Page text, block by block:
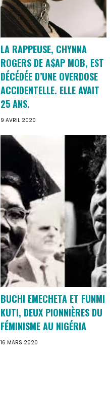
LA RAPPEUSE, CHYNNA
ROGERS DE A$AP MOB, EST
DÉCÉDÉE D’UNE OVERDOSE
ACCIDENTELLE. ELLE AVAIT
25 ANS.
9 AVRIL 2020
BUCHI EMECHETA ET FUNMI
KUTI, DEUX PIONNIÈRES DU
FÉMINISME AU NIGÉRIA
16 MARS 2020